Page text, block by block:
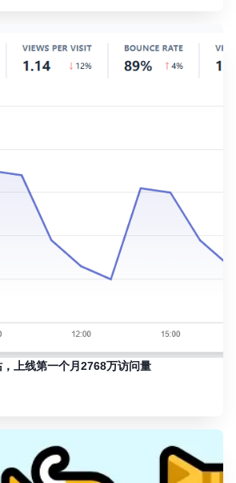
上线第一个月2768万访问量